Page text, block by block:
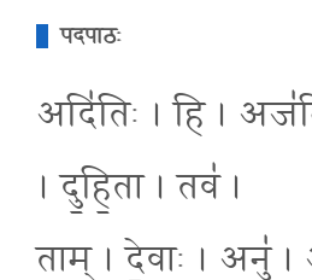
पदपाठः
अदि॑तिः । हि ।
। दु॒हि॒ता । तव॑ ।
ताम् । दे॒वाः । अनु॑